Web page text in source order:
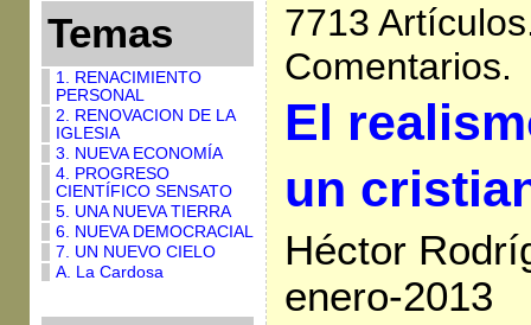
Temas
1. RENACIMIENTO
PERSONAL
2. RENOVACION DE LA
IGLESIA
3. NUEVA ECONOMÍA
4. PROGRESO
CIENTÍFICO SENSATO
5. UNA NUEVA TIERRA
6. NUEVA DEMOCRACIAL
7. UN NUEVO CIELO
A. La Cardosa
7713
Comentarios.
El
un
Héctor
enero-2013